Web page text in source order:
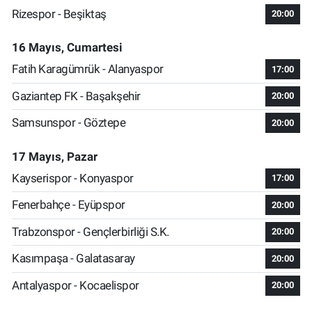
Rizespor - Beşiktaş
20:00
16 Mayıs, Cumartesi
Fatih Karagümrük - Alanyaspor
17:00
Gaziantep FK - Başakşehir 20:00
Samsunspor - Göztepe 20:00
17 Mayıs, Pazar
Kayserispor - Konyaspor
17:00
Fenerbahçe - Eyüpspor 20:00
Trabzonspor - Gençlerbirliği S.K. 20:00
Kasımpaşa - Galatasaray 20:00
Antalyaspor - Kocaelispor 20:00